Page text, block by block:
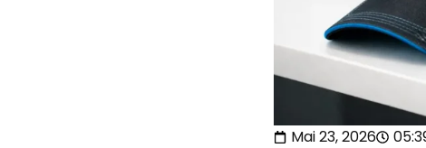
Mai 23, 2026